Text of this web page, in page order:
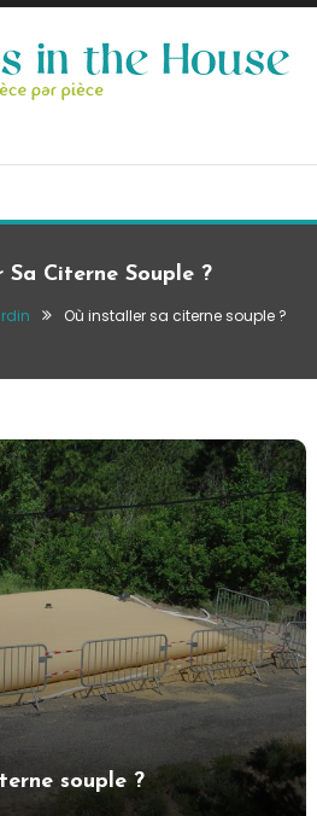
Sa Citerne Souple ?
Où installer sa citerne souple ?
souple ?